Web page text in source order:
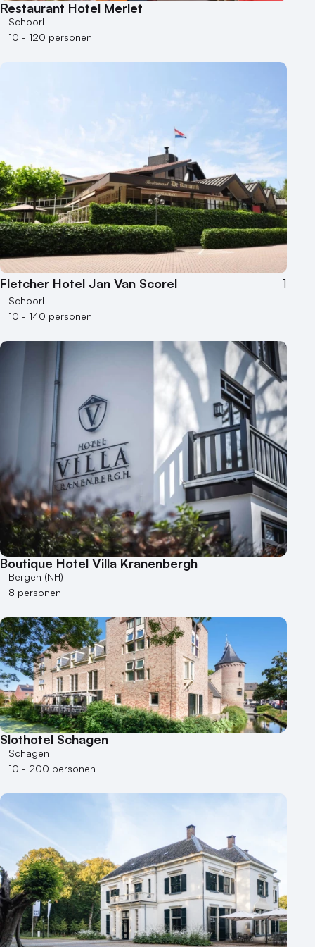
Restaurant Hotel Merlet
Schoorl
10 - 120 personen
Fletcher Hotel Jan Van Scorel 1
Schoorl
10 - 140 personen
Boutique Hotel Villa Kranenbergh
Bergen (NH)
8 personen
Slothotel Schagen
Schagen
10 - 200 personen